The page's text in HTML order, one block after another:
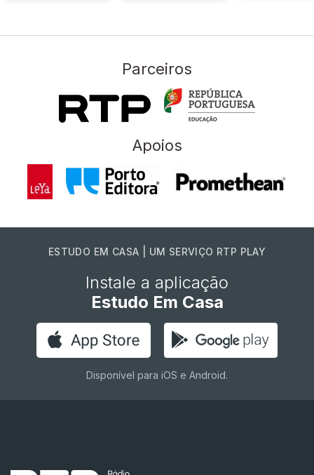
Parceiros
Apoios
ESTUDO EM CASA | UM SERVIÇO RTP PLAY
Instale a aplicação
Estudo Em Casa
Disponível para iOS e Android.